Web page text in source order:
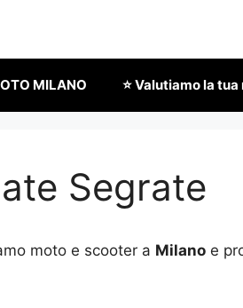
MILANO ⭐ Valutiamo la tua
Segrate
moto e scooter a Milano e